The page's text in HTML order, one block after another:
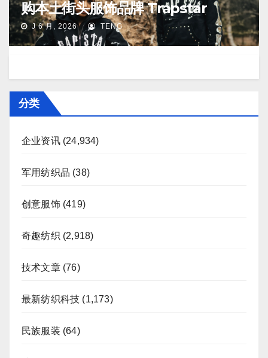
购本土街头服饰品牌 Trapstar
J 6 月, 2026 TENG
分类
企业资讯(24,934)
军用纺织品 (38)
创意服饰(419)
奇趣纺织 (2,918)
技术文章(76)
最新纺织科技 (1,173)
民族服装 (64)